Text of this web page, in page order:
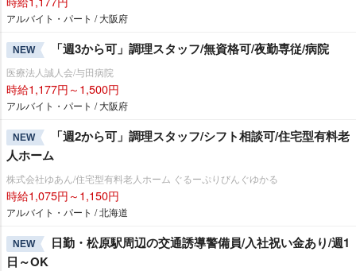
アルバイト・パート / 大阪府
NEW 「週3から可」調理スタッフ/無資格可/夜勤専従/病院
医療法人誠人会/与田病院
時給1,177円～1,500円
アルバイト・パート / 大阪府
NEW
「週2から可」調理スタッフ/シフト相談可/住宅型有料老
人ホーム
株式会社ゆあん/住宅型有料老人ホーム ぐるーぷりびんぐゆかる
時給1,075円～1,150円
アルバイト・パート / 北海道
NEW
日勤・松原駅周辺の交通誘導警備員/入社祝い金あり/週1
日～OK